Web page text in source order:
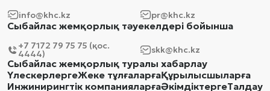
info@khc.kz pr@khc.kz
Сыбайлас жемқорлық тәуекелдері бойынша
+7 7172 79 75 75 (қос.
4444) skk@khc.kz
Сыбайлас жемқорлық туралы хабарлау
ҮлескерлергеЖеке тұлғаларғаҚұрылысшыларға
Инжинирингтік компанияларғаӘкімдіктергеТалдау